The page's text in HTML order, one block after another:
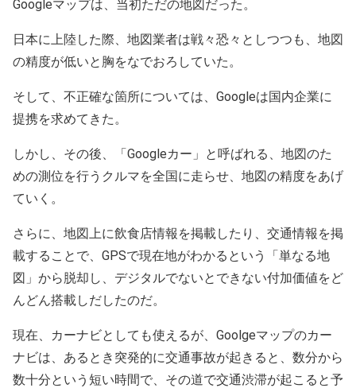
Googleマップは、当初ただの地図だった。
日本に上陸した際、地図業者は戦々恐々としつつも、地図
の精度が低いと胸をなでおろしていた。
そして、不正確な箇所については、Googleは国内企業に
提携を求めてきた。
しかし、その後、「Googleカー」と呼ばれる、地図のた
めの測位を行うクルマを全国に走らせ、地図の精度をあげ
ていく。
さらに、地図上に飲食店情報を掲載したり、交通情報を掲
載することで、GPSで現在地がわかるという「単なる地
図」から脱却し、デジタルでないとできない付加価値をど
んどん搭載しだしたのだ。
現在、カーナビとしても使えるが、Goolgeマップのカー
ナビは、あるとき突発的に交通事故が起きると、数分から
数十分という短い時間で、その道で交通渋滞が起こると予